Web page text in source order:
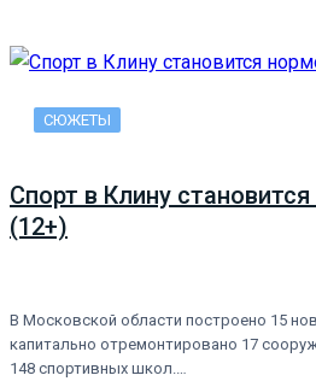
СЮЖЕТЫ
Спорт в Клину
(12+)
В Московской области построено 15
капитально отремонтировано 17
148 спортивных школ.…